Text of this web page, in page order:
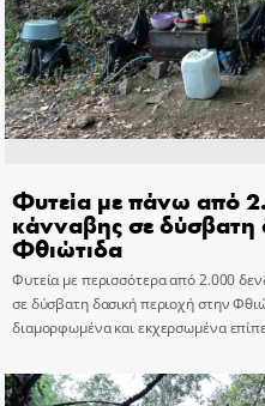
Φυτεία με πάνω από
κάνναβης σε δύσβατη
Φθιώτιδα
Φυτεία με περισσότερα από 2.000
σε δύσβατη δασική περιοχή στην
διαμορφωμένα και εκχερσωμένα